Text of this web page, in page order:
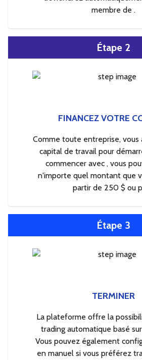
membre de .
Étape 2
FINANCEZ VOTRE
Comme toute entreprise, vous
capital de travail pour
commencer avec , vous
n'importe quel montant que
partir de 250 $ ou
Étape 3
TERMINER
La plateforme offre la
trading automatique basé
Vous pouvez également
en manuel si vous préférez